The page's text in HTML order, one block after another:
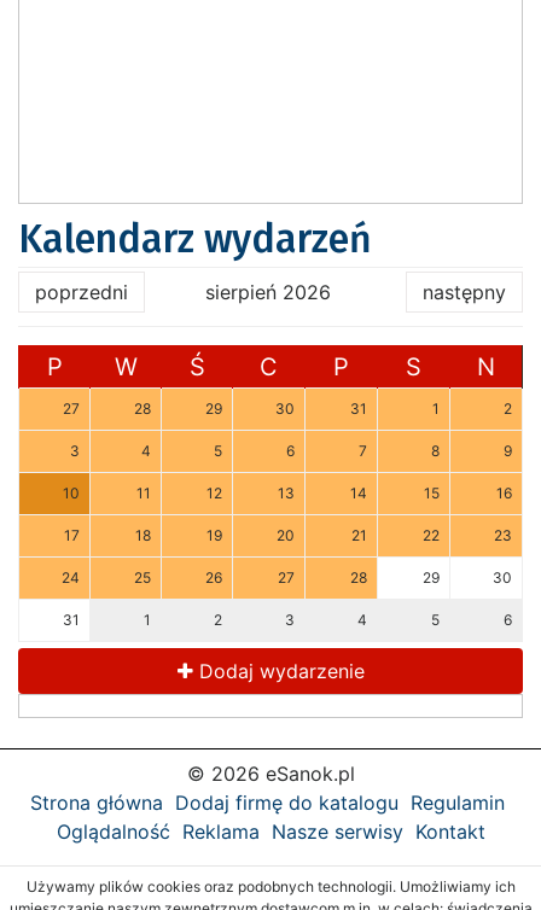
Kalendarz wydarzeń
poprzedni sierpień 2026 następny
P W Ś C P S N
27 28 29 30 31 1 2
3 4 5 6 7 8 9
10 11 12 13 14 15 16
17 18 19 20 21 22 23
24 25 26 27 28 29 30
31 1 2 3 4 5 6
Dodaj wydarzenie
© 2026 eSanok.pl
Strona główna Dodaj firmę do katalogu Regulamin
Oglądalność Reklama Nasze serwisy Kontakt
Używamy plików cookies oraz podobnych technologii. Umożliwiamy ich